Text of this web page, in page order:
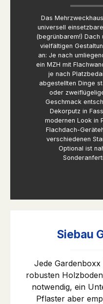
Das
universell
(begrünbarem!)
vielfältigen
an: Je nach
ein MZH mit
je nach
abgestellten Dinge
oder
Geschmack
Dekorputz in
modernen Look in
Flachdach-
verschiedenen
Optional ist
Siebau
Jede
robusten
notwendig, ein
Pflaster aber